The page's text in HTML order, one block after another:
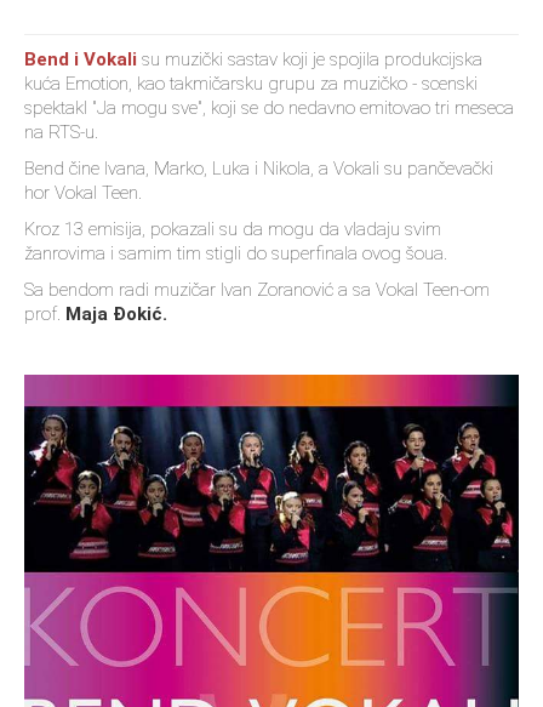
Bend i Vokali su muzički sastav koji je spojila produkcijska
kuća Emotion, kao takmičarsku grupu za muzičko - scenski
spektakl "Ja mogu sve", koji se do nedavno emitovao tri meseca
na RTS-u.
Bend čine Ivana, Marko, Luka i Nikola, a Vokali su pančevački
hor Vokal Teen.
Kroz 13 emisija, pokazali su da mogu da vladaju svim
žanrovima i samim tim stigli do superfinala ovog šoua.
Sa bendom radi muzičar Ivan Zoranović a sa Vokal Teen-om
prof. Maja Đokić.